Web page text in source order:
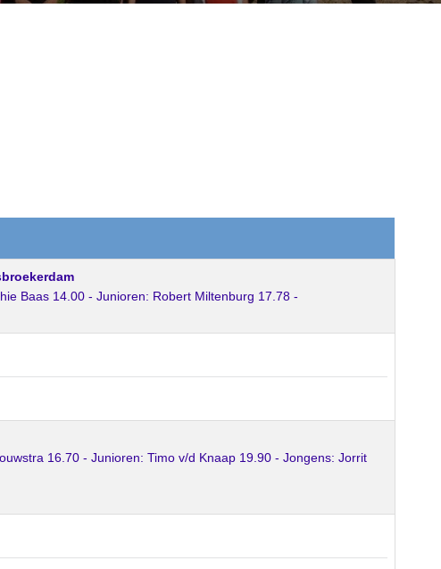
Baas 14.00 - Junioren: Robert Miltenburg 17.78 -
16.70 - Junioren: Timo v/d Knaap 19.90 - Jongens: Jorrit